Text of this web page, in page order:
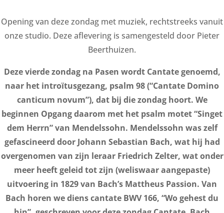
Opening van deze zondag met muziek, rechtstreeks vanuit
onze studio. Deze aflevering is samengesteld door Pieter
Beerthuizen.
Deze vierde zondag na Pasen wordt Cantate genoemd,
naar het introïtusgezang, psalm 98 (“Cantate Domino
canticum novum”), dat bij die zondag hoort. We
beginnen Opgang daarom met het psalm motet “Singet
dem Herrn” van Mendelssohn. Mendelssohn was zelf
gefascineerd door Johann Sebastian Bach, wat hij had
overgenomen van zijn leraar Friedrich Zelter, wat onder
meer heeft geleid tot zijn (weliswaar aangepaste)
uitvoering in 1829 van Bach’s Mattheus Passion. Van
Bach horen we diens cantate BWV 166, “Wo gehest du